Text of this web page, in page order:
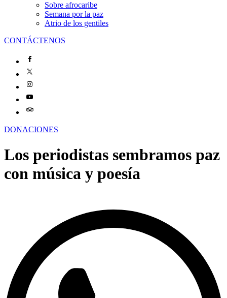
Sobre afrocaribe
Semana por la paz
Atrio de los gentiles
CONTÁCTENOS
DONACIONES
Los periodistas sembramos paz
con música y poesía